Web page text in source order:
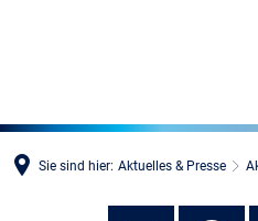
Sie sind hier: Aktuelles & Presse